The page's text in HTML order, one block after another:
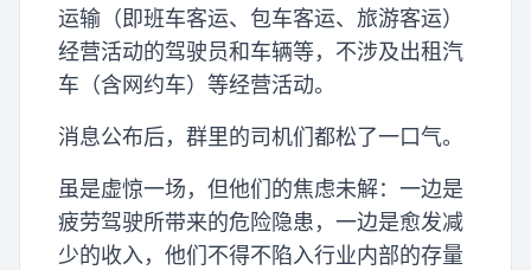
运输（即班车客运、包车客运、旅游客运）
经营活动的驾驶员和车辆等，不涉及出租汽
车（含网约车）等经营活动。
消息公布后，群里的司机们都松了一口气。
虽是虚惊一场，但他们的焦虑未解：一边是
疲劳驾驶所带来的危险隐患，一边是愈发减
少的收入，他们不得不陷入行业内部的存量